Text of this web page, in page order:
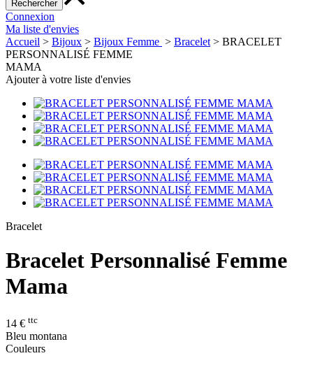
Connexion
Ma liste d'envies
Accueil > Bijoux > Bijoux Femme > Bracelet > BRACELET
PERSONNALISÉ FEMME
MAMA
Ajouter à votre liste d'envies
Bracelet
Bracelet Personnalisé Femme
Mama
14 € ttc
Bleu montana
Couleurs